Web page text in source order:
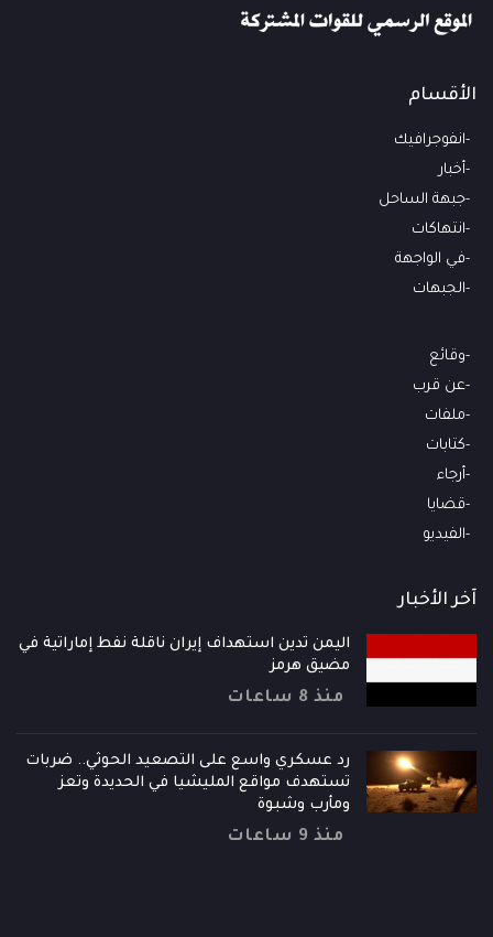
الأقسام
انفوجرافيك
أخبار
جبهة الساحل
انتهاكات
في الواجهة
الجبهات
وقائع
عن قرب
ملفات
كتابات
أرجاء
قضايا
الفيديو
آخر الأخبار
اليمن تدين استهداف إيران ناقلة نفط إماراتية في
مضيق هرمز
منذ 8 ساعات
رد عسكري واسع على التصعيد الحوثي.. ضربات
تستهدف مواقع المليشيا في الحديدة وتعز
ومأرب وشبوة
منذ 9 ساعات